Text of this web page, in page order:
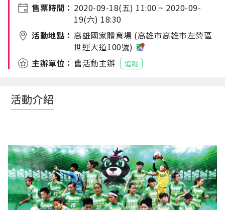
售票時間
2020-09-18(五) 11:00 ~ 2020-09-
19(六) 18:30
活動地點
高雄國家體育場 (高雄市高雄市左營區
世運大道100號)
主辦單位
舊活動主辦 追蹤
活動介紹
社群登入3秒快速登入，馬上購票
新朋友？免費註冊
獨立活動網頁
售票與金流服務
APP數位票
APP互動遊戲
把紙本票轉成APP票
把紙本票登記入場者資料
訊息